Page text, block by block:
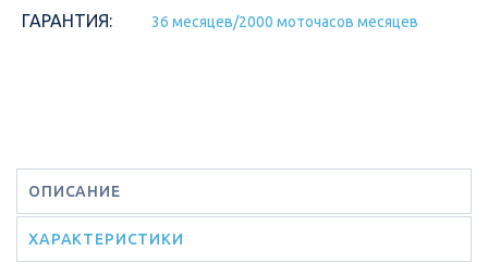
ГАРАНТИЯ: 36 месяцев/2000 моточасов месяцев
ОПИСАНИЕ
ХАРАКТЕРИСТИКИ